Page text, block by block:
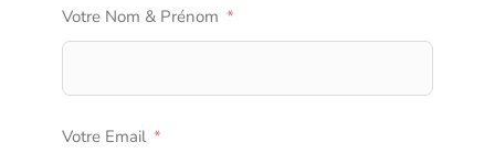
Votre Nom & Prénom
Votre Email